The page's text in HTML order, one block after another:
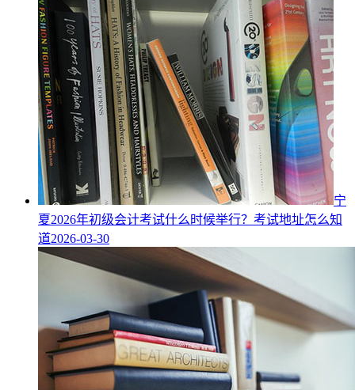
宁
夏2026年初级会计考试什么时候举行？考试地址怎么知
道2026-03-30